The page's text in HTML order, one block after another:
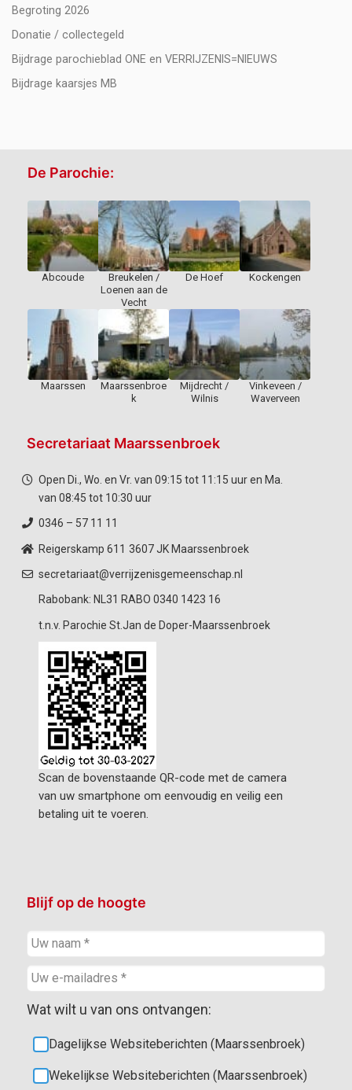
Begroting 2026
Donatie / collectegeld
Bijdrage parochieblad ONE en VERRIJZENIS=NIEUWS
Bijdrage kaarsjes MB
De Parochie:
Abcoude
Breukelen /
Loenen aan de
Vecht
De Hoef Kockengen
Maarssen
Maarssenbroe
k
Mijdrecht /
Wilnis
Vinkeveen /
Waverveen
Secretariaat Maarssenbroek
Open Di., Wo. en Vr. van 09:15 tot 11:15 uur en Ma.
van 08:45 tot 10:30 uur
0346 – 57 11 11
Reigerskamp 611 3607 JK Maarssenbroek
secretariaat@verrijzenisgemeenschap.nl
Rabobank: NL31 RABO 0340 1423 16
t.n.v. Parochie St.Jan de Doper-Maarssenbroek
Scan de bovenstaande QR-code met de camera
van uw smartphone om eenvoudig en veilig een
betaling uit te voeren.
Blijf op de hoogte
Wat wilt u van ons ontvangen:
Dagelijkse Websiteberichten (Maarssenbroek)
Wekelijkse Websiteberichten (Maarssenbroek)